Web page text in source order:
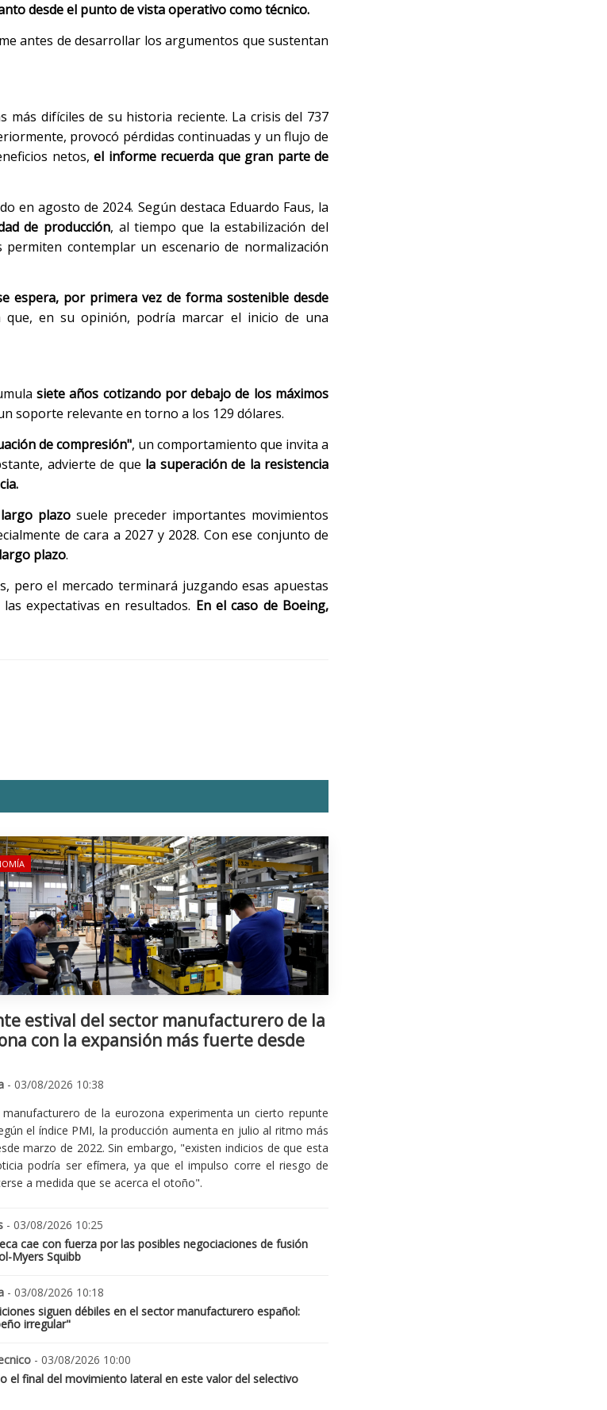
desde el punto de vista operativo como técnico.
antes de desarrollar los argumentos que sustentan
más difíciles de su historia reciente. La crisis del 737
provocó pérdidas continuadas y un flujo de
netos, el informe recuerda que gran parte de
en agosto de 2024. Según destaca Eduardo Faus, la
de producción, al tiempo que la estabilización del
contemplar un escenario de normalización
espera, por primera vez de forma sostenible desde
que, en su opinión, podría marcar el inicio de una
siete años cotizando por debajo de los máximos
soporte relevante en torno a los 129 dólares.
de compresión", un comportamiento que invita a
advierte de que la superación de la resistencia
plazo suele preceder importantes movimientos
de cara a 2027 y 2028. Con ese conjunto de
plazo.
pero el mercado terminará juzgando esas apuestas
expectativas en resultados. En el caso de Boeing,
estival del sector manufacturero de la
con la expansión más fuerte desde
- 03/08/2026 10:38
de la eurozona experimenta un cierto repunte
el índice PMI, la producción aumenta en julio al ritmo más
marzo de 2022. Sin embargo, "existen indicios de que esta
podría ser efímera, ya que el impulso corre el riesgo de
a medida que se acerca el otoño".
- 03/08/2026 10:25
cae con fuerza por las posibles negociaciones de fusión
Myers Squibb
- 03/08/2026 10:18
siguen débiles en el sector manufacturero español:
irregular"
- 03/08/2026 10:00
el final del movimiento lateral en este valor del selectivo